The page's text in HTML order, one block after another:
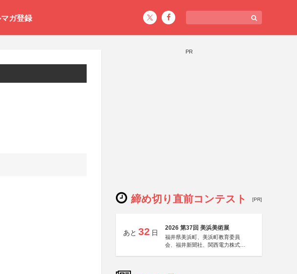
マガ登録
PR
締め切り直前コンテスト [PR]
あと 32 日
2026 第37回 美浜美術展
福井県美浜町、美浜町教育委員
会、福井新聞社、関西電力株式会